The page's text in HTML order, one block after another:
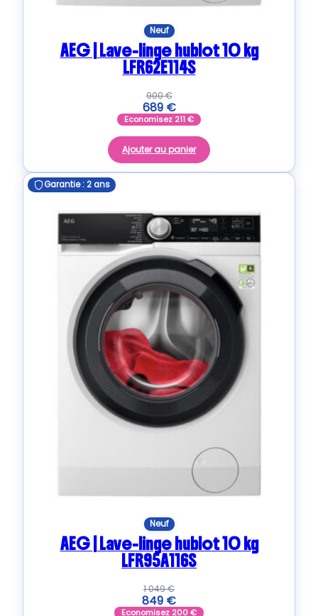
Neuf
AEG | Lave-linge hublot 10 kg
LFR62E114S
900€
689 €
Economisez 211€
Ajouter au panier
Garantie : 2 ans
Neuf
AEG | Lave-linge hublot 10 kg
LFR95A116S
1 049€
849 €
Economisez 200€